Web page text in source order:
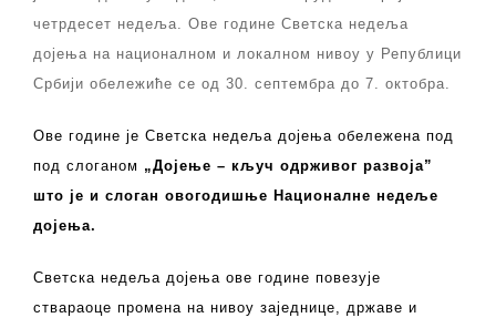
четрдесет недеља. Ове године Светска недеља
дојења на националном и локалном нивоу у Републици
Србији обележиће се од 30. септембра до 7. октобра.
Ове године је Светска недеља дојења обележена под
под слоганом „Дојење – кључ одрживог развоја”
што је и слоган овогодишње Националне недеље
дојења.
Светска недеља дојења ове године повезује
ствараоце промена на нивоу заједнице, државе и